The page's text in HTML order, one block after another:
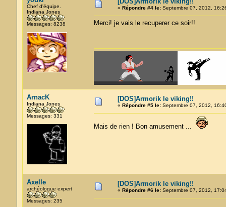
Chef d'équipe.
Indiana Jones
Messages: 8238
« Répondre #4 le:Septembre 07, 2012,
Merci! je vais le recuperer ce soir!!
ArnacK
Indiana Jones
Messages: 331
[DOS]Armorik le viking!!
« Répondre #5 le:Septembre 07, 2012,
Mais de rien ! Bon amusement ...
Axelle
archéologue expert
Messages: 235
[DOS]Armorik le viking!!
« Répondre #6 le:Septembre 07, 2012,